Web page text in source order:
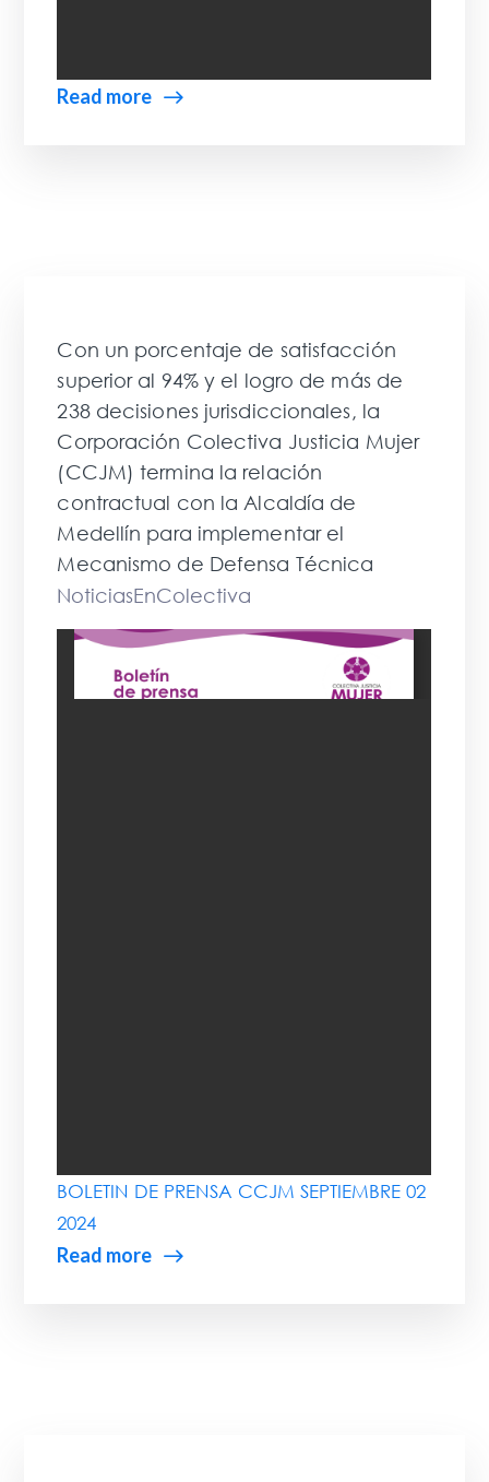
Read more
Con un porcentaje de satisfacción
superior al 94% y el logro de más de
238 decisiones jurisdiccionales, la
Corporación Colectiva Justicia Mujer
(CCJM) termina la relación
contractual con la Alcaldía de
Medellín para implementar el
Mecanismo de Defensa Técnica
NoticiasEnColectiva
BOLETIN DE PRENSA CCJM SEPTIEMBRE 02
2024
Read more